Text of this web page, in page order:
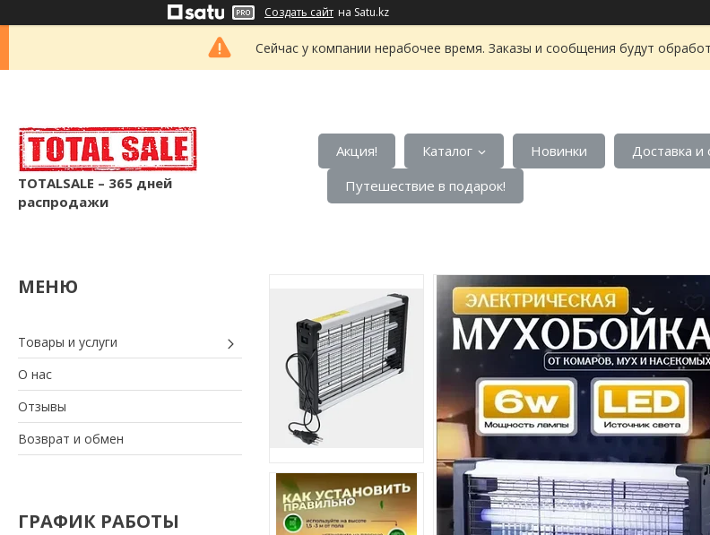
Создать сайт на Satu.kz
Сейчас у компании нерабочее время. Заказы и сообщения будут
TOTALSALE – 365 дней
распродажи
Акция! Каталог Новинки Доставка и
Путешествие в подарок!
Товары и услуги
О нас
Отзывы
Возврат и обмен
ГРАФИК РАБОТЫ